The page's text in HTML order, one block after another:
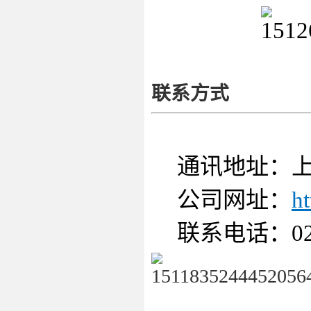
联系方式
通讯地址：
公司网址：
联系电话：